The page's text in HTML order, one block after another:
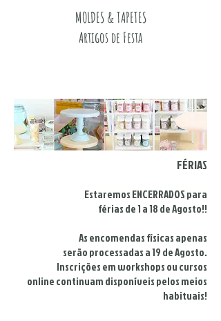
MOLDES & TAPETES
Artigos de Festa
FÉRIAS
Estaremos ENCERRADOS para
férias de 1 a 18 de Agosto!!
As encomendas físicas apenas
serão processadas a 19 de Agosto.
Inscrições em workshops ou cursos
online continuam disponíveis pelos meios
habituais!